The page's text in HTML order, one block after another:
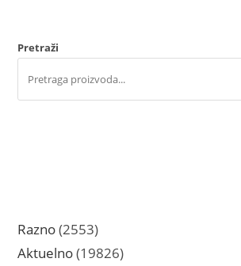
Pretraži
Razno 25532553
proizvoda
Aktuelno 1982619826